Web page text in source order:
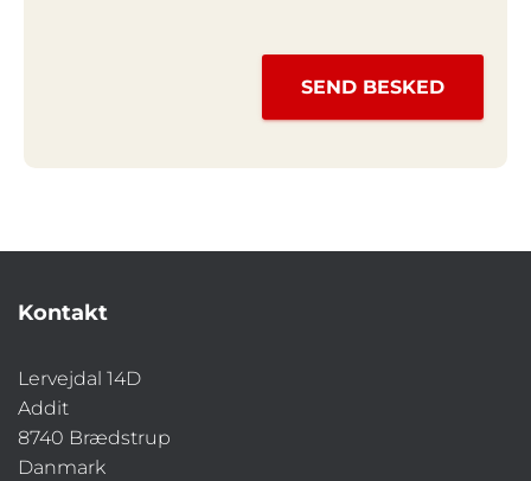
SEND BESKED
Kontakt
Lervejdal 14D
Addit
8740 Brædstrup
Danmark